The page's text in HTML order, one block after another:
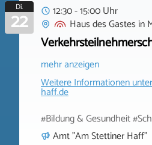
Di.
22
12:30 - 15:00 Uhr
Haus des Gastes in
mehr anzeigen
Weitere Informationen
haff.de
#Bildung & Gesundheit
Amt "Am Stettiner Haff"